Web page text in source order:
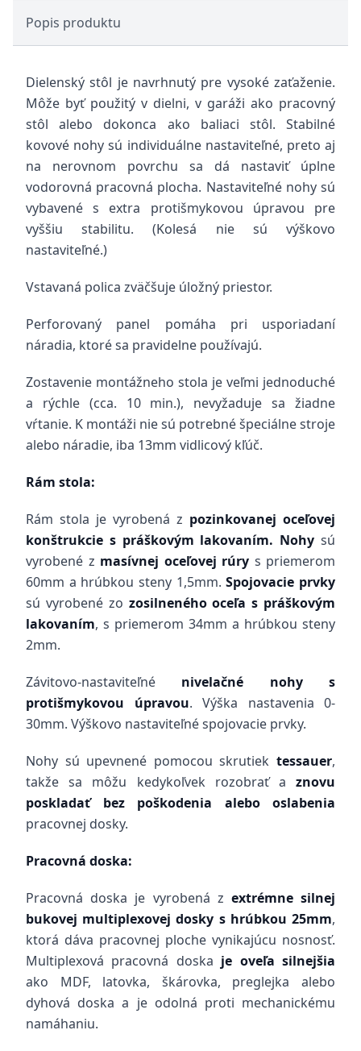
Popis produktu
Dielenský stôl je navrhnutý pre vysoké zaťaženie.
Môže byť použitý v dielni, v garáži ako pracovný
stôl alebo dokonca ako baliaci stôl. Stabilné
kovové nohy sú individuálne nastaviteľné, preto aj
na nerovnom povrchu sa dá nastaviť úplne
vodorovná pracovná plocha. Nastaviteľné nohy sú
vybavené s extra protišmykovou úpravou pre
vyššiu stabilitu. (Kolesá nie sú výškovo
nastaviteľné.)
Vstavaná polica zväčšuje úložný priestor.
Perforovaný panel pomáha pri usporiadaní
náradia, ktoré sa pravidelne používajú.
Zostavenie montážneho stola je veľmi jednoduché
a rýchle (cca. 10 min.), nevyžaduje sa žiadne
vŕtanie. K montáži nie sú potrebné špeciálne stroje
alebo náradie, iba 13mm vidlicový kľúč.
Rám stola:
Rám stola je vyrobená z pozinkovanej oceľovej
konštrukcie s práškovým lakovaním. Nohy sú
vyrobené z masívnej oceľovej rúry s priemerom
60mm a hrúbkou steny 1,5mm.Spojovacie prvky
sú vyrobené zo zosilneného oceľa s práškovým
lakovaním, s priemerom 34mm a hrúbkou steny
2mm.
Závitovo-nastaviteľné nivelačné nohy s
protišmykovou úpravou. Výška nastavenia 0-
30mm. Výškovo nastaviteľné spojovacie prvky.
Nohy sú upevnené pomocou skrutiek tessauer,
takže sa môžu kedykoľvek rozobrať a znovu
poskladať bez poškodenia alebo oslabenia
pracovnej dosky.
Pracovná doska:
Pracovná doska je vyrobená z extrémne silnej
bukovej multiplexovej dosky s hrúbkou 25mm,
ktorá dáva pracovnej ploche vynikajúcu nosnosť.
Multiplexová pracovná doska je oveľa silnejšia
ako MDF, latovka, škárovka, preglejka alebo
dyhová doska a je odolná proti mechanickému
namáhaniu.